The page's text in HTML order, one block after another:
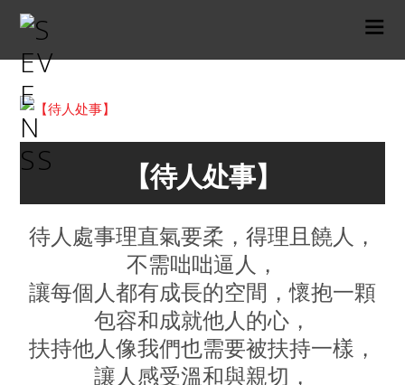
【待人处事】
待人處事理直氣要柔，得理且饒人，
不需咄咄逼人，
讓每個人都有成長的空間，懷抱一顆
包容和成就他人的心，
扶持他人像我們也需要被扶持一樣，
讓人感受溫和與親切，